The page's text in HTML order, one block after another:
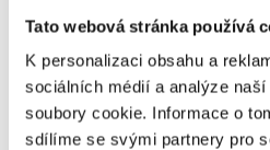
Tato webová stránka používá
K personalizaci obsahu a
sociálních médií a analýze
soubory cookie. Informace o
sdílíme se svými partnery pro
Triko RidgeMonkey
RidgeMonkey Tričko APEarel
APEarel